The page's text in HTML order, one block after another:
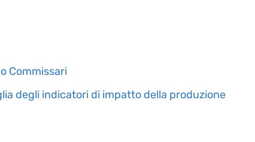
Commissari
degli indicatori di impatto della produzione